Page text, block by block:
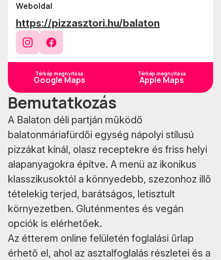
Weboldal
https://pizzasztori.hu/balaton
Térkép megnyitása
Google Maps
Térkép megnyitása
Apple Maps
Bemutatkozás
A Balaton déli partján működő
balatonmáriafürdői egység nápolyi stílusú
pizzákat kínál, olasz receptekre és friss helyi
alapanyagokra építve. A menü az ikonikus
klasszikusoktól a könnyedebb, szezonhoz illő
tételekig terjed, barátságos, letisztult
környezetben. Gluténmentes és vegán
opciók is elérhetőek.
Az étterem online felületén foglalási űrlap
érhető el, ahol az asztalfoglalás részletei és a